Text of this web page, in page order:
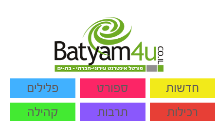
חדשות ספורט
פלילים
רכילות
תרבות
קהילה